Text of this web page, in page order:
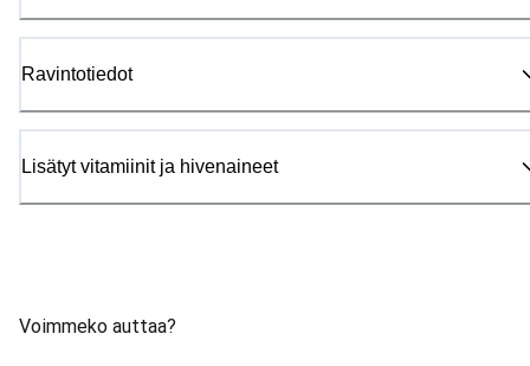
Ravintotiedot
Lisätyt vitamiinit ja hivenaineet
Voimmeko auttaa?